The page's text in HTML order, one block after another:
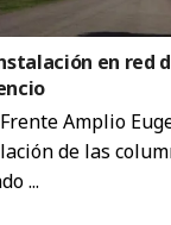
en red
Amplio
de las
...